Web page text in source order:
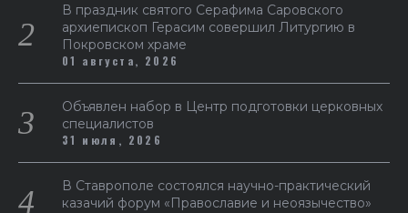
В праздник святого Серафима Саровского
архиепископ Герасим совершил Литургию в
Покровском храме
01 августа, 2026
Объявлен набор в Центр подготовки церковных
специалистов
31 июля, 2026
В Ставрополе состоялся научно-практический
казачий форум «Православие и неоязычество»